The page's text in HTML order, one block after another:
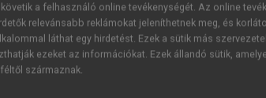
JELSZÓ
a felhasználó online tevékenységét. Az online
relevánsabb reklámokat jeleníthetnek meg, és
láthat egy hirdetést. Ezek a sütik más
ezeket az információkat. Ezek állandó sütik,
származnak.